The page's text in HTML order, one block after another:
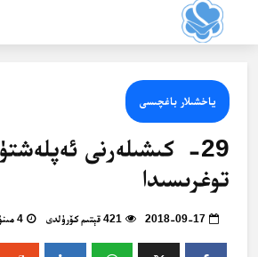
ياخشىلار باغچىسى
29- كىشىلەرنى
توغرىسىدا
2018-09-17 421 قېتىم كۆرۈلدى 4 مىنۇتتا ئوقۇپ بولالايسىز